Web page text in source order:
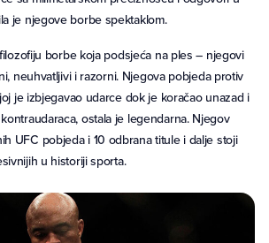
je njegove borbe spektaklom.
borbe koja podsjeća na ples – njegovi
neuhvatljivi i razorni. Njegova pobjeda protiv
je izbjegavao udarce dok je koračao unazad i
ostala je legendarna. Njegov
UFC pobjeda i 10 odbrana titule i dalje stoji
u historiji sporta.